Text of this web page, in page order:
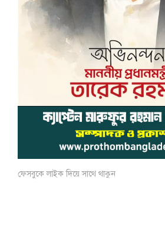
ফেসবুকে লাইক দিয়ে সাথে থাকুন